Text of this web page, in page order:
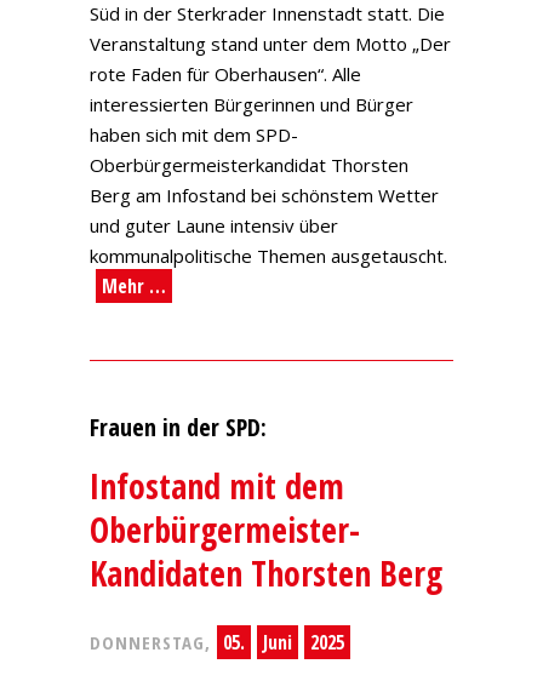
Süd in der Sterkrader Innenstadt statt. Die
Veranstaltung stand unter dem Motto „Der
rote Faden für Oberhausen“. Alle
interessierten Bürgerinnen und Bürger
haben sich mit dem SPD-
Oberbürgermeisterkandidat Thorsten
Berg am Infostand bei schönstem Wetter
und guter Laune intensiv über
kommunalpolitische Themen ausgetauscht.
Mehr …
Frauen in der SPD:
Infostand mit dem
Oberbürgermeister-
Kandidaten Thorsten Berg
DONNERSTAG, 05. Juni 2025